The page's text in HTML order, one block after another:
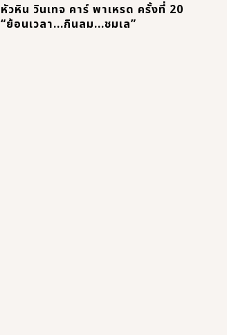
หัวหิน วินเทจ คาร์ พาเหรด ครั้งที่ 20
“ย้อนเวลา...กินลม...ชมเล”